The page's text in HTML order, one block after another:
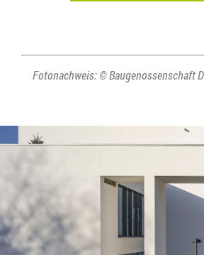
Fotonachweis: © Baugenossenschaft